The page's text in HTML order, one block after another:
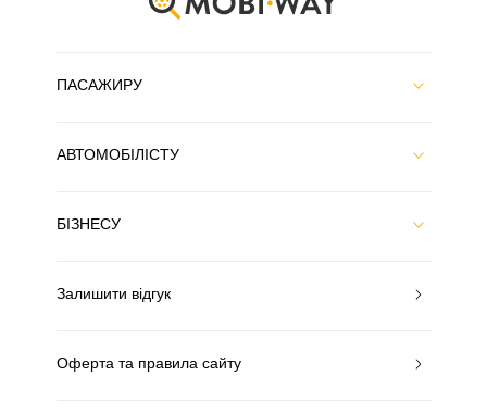
ПАСАЖИРУ
АВТОМОБІЛІСТУ
БІЗНЕСУ
Залишити відгук
Оферта та правила сайту